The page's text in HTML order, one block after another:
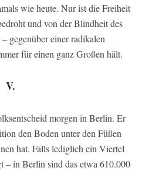
wie heute. Nur ist die Freiheit
und von der Blindheit des
gegenüber einer radikalen
für einen ganz Großen hält.
V.
morgen in Berlin. Er
den Boden unter den Füßen
hat. Falls lediglich ein Viertel
– in Berlin sind das etwa 610.000